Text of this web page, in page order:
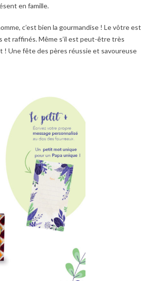
en famille.
c’est bien la gourmandise ! Le vôtre est
et raffinés. Même s’il est peut-être très
! Une fête des pères réussie et savoureuse